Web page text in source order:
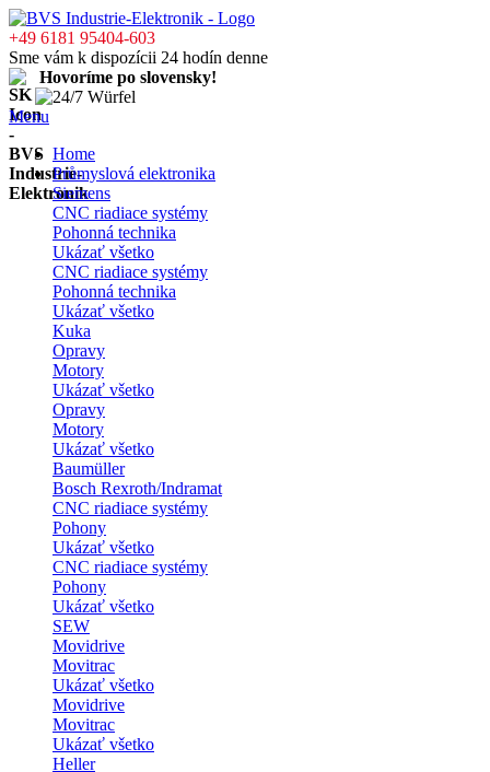
+49 6181 95404-603
Sme vám k dispozícii 24 hodín denne
Hovoríme po slovensky!
Menu
Home
Průmyslová elektronika
Siemens
CNC riadiace systémy
Pohonná technika
Ukázať všetko
CNC riadiace systémy
Pohonná technika
Ukázať všetko
Kuka
Opravy
Motory
Ukázať všetko
Opravy
Motory
Ukázať všetko
Baumüller
Bosch Rexroth/Indramat
CNC riadiace systémy
Pohony
Ukázať všetko
CNC riadiace systémy
Pohony
Ukázať všetko
SEW
Movidrive
Movitrac
Ukázať všetko
Movidrive
Movitrac
Ukázať všetko
Heller